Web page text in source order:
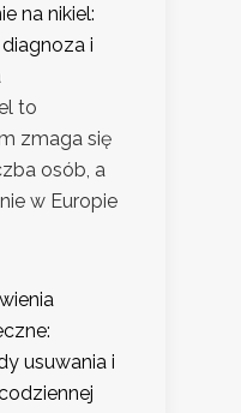
na nikiel:
i
to
zmaga się
osób, a
w Europie
usuwania i